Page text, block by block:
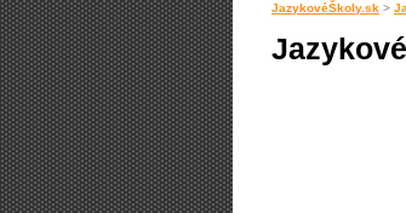
JazykovéŠkoly.sk >